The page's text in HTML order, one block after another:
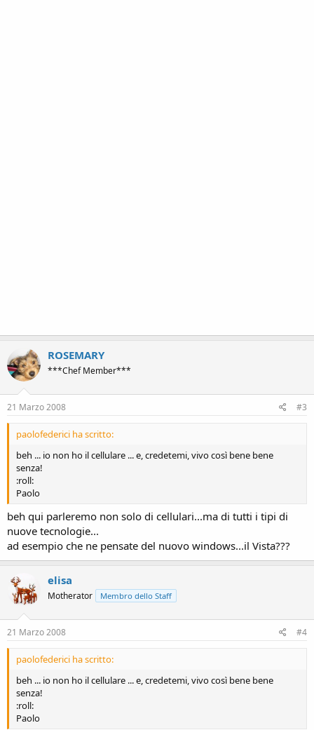
ROSEMARY
***Chef Member***
21 Marzo 2008 #3
paolofederici ha scritto:
beh ... io non ho il cellulare ... e, credetemi, vivo così bene bene
senza!
:roll:
Paolo
beh qui parleremo non solo di cellulari...ma di tutti i tipi di
nuove tecnologie...
ad esempio che ne pensate del nuovo windows...il Vista???
elisa
Motherator Membro dello Staff
21 Marzo 2008 #4
paolofederici ha scritto:
beh ... io non ho il cellulare ... e, credetemi, vivo così bene bene
senza!
:roll:
Paolo